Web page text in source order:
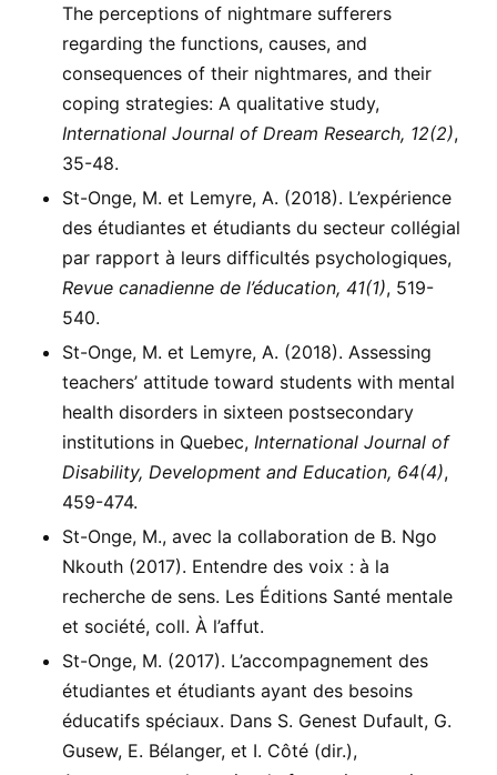
The perceptions of nightmare sufferers
regarding the functions, causes, and
consequences of their nightmares, and their
coping strategies: A qualitative study,
International Journal of Dream Research, 12(2),
35-48.
St-Onge, M. et Lemyre, A. (2018). L’expérience
des étudiantes et étudiants du secteur collégial
par rapport à leurs difficultés psychologiques,
Revue canadienne de l’éducation, 41(1), 519-
540.
St-Onge, M. et Lemyre, A. (2018). Assessing
teachers’ attitude toward students with mental
health disorders in sixteen postsecondary
institutions in Quebec, International Journal of
Disability, Development and Education, 64(4),
459-474.
St-Onge, M., avec la collaboration de B. Ngo
Nkouth (2017). Entendre des voix : à la
recherche de sens. Les Éditions Santé mentale
et société, coll. À l’affut.
St-Onge, M. (2017). L’accompagnement des
étudiantes et étudiants ayant des besoins
éducatifs spéciaux. Dans S. Genest Dufault, G.
Gusew, E. Bélanger, et I. Côté (dir.),